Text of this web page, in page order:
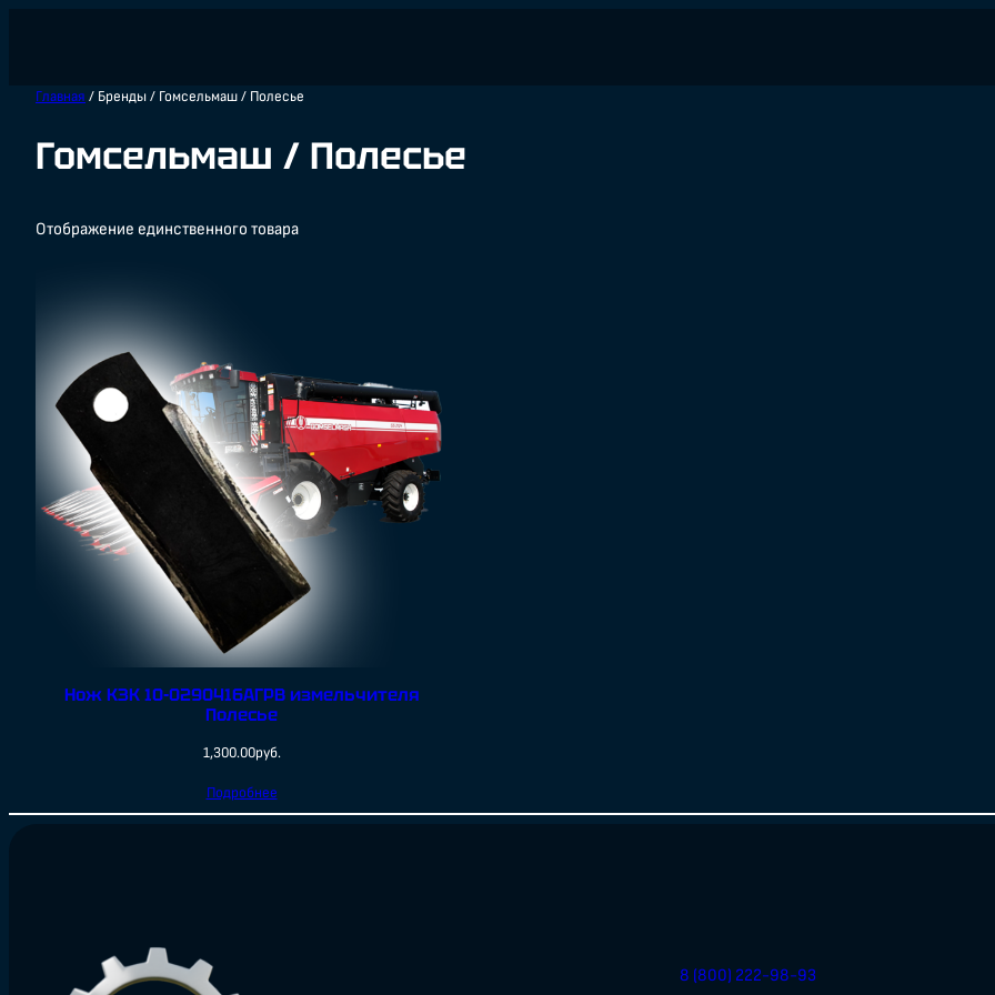
Главная / Бренды / Гомсельмаш / Полесье
Гомсельмаш / Полесье
Отображение единственного товара
Нож КЗК 10-0290416АГРВ измельчителя
Полесье
1,300.00руб.
Подробнее
8 (800) 222-98-93